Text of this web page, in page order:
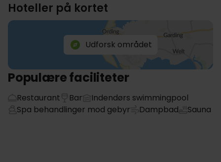
Hoteller på kortet
Udforsk området
Populære faciliteter
Restaurant Bar
Indendørs swimmingpool
Spa behandlinger mod gebyr
Dampbad Sauna